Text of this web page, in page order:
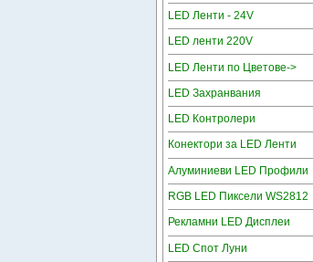
LED Ленти - 24V
LED ленти 220V
LED Ленти по Цветове->
LED Захранвания
LED Контролери
Конектори за LED Ленти
Алуминиеви LED Профили
RGB LED Пиксели WS2812
Рекламни LED Дисплеи
LED Спот Луни